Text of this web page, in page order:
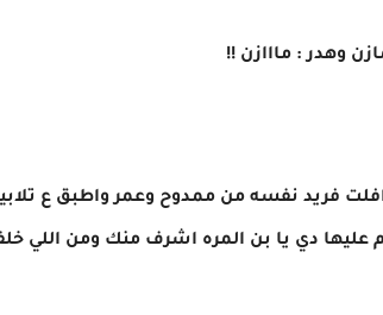
وهدر : مااازن !!
فريد نفسه من ممدوح وعمر واطبق ع
عليها دي يا بن المره اشرف منك ومن اللي